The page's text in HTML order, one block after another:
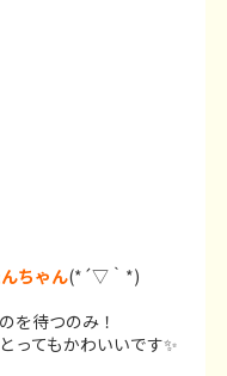
ちゃん(*´▽｀*)
を待つのみ！
ってもかわいいです✨